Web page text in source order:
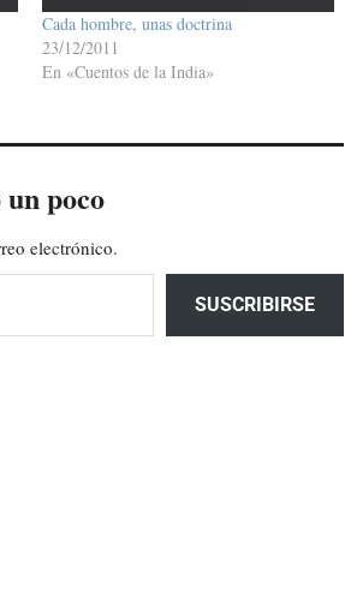
Cada hombre, unas doctrina
23/12/2011
En «Cuentos de la India»
un poco
electrónico.
SUSCRIBIRSE